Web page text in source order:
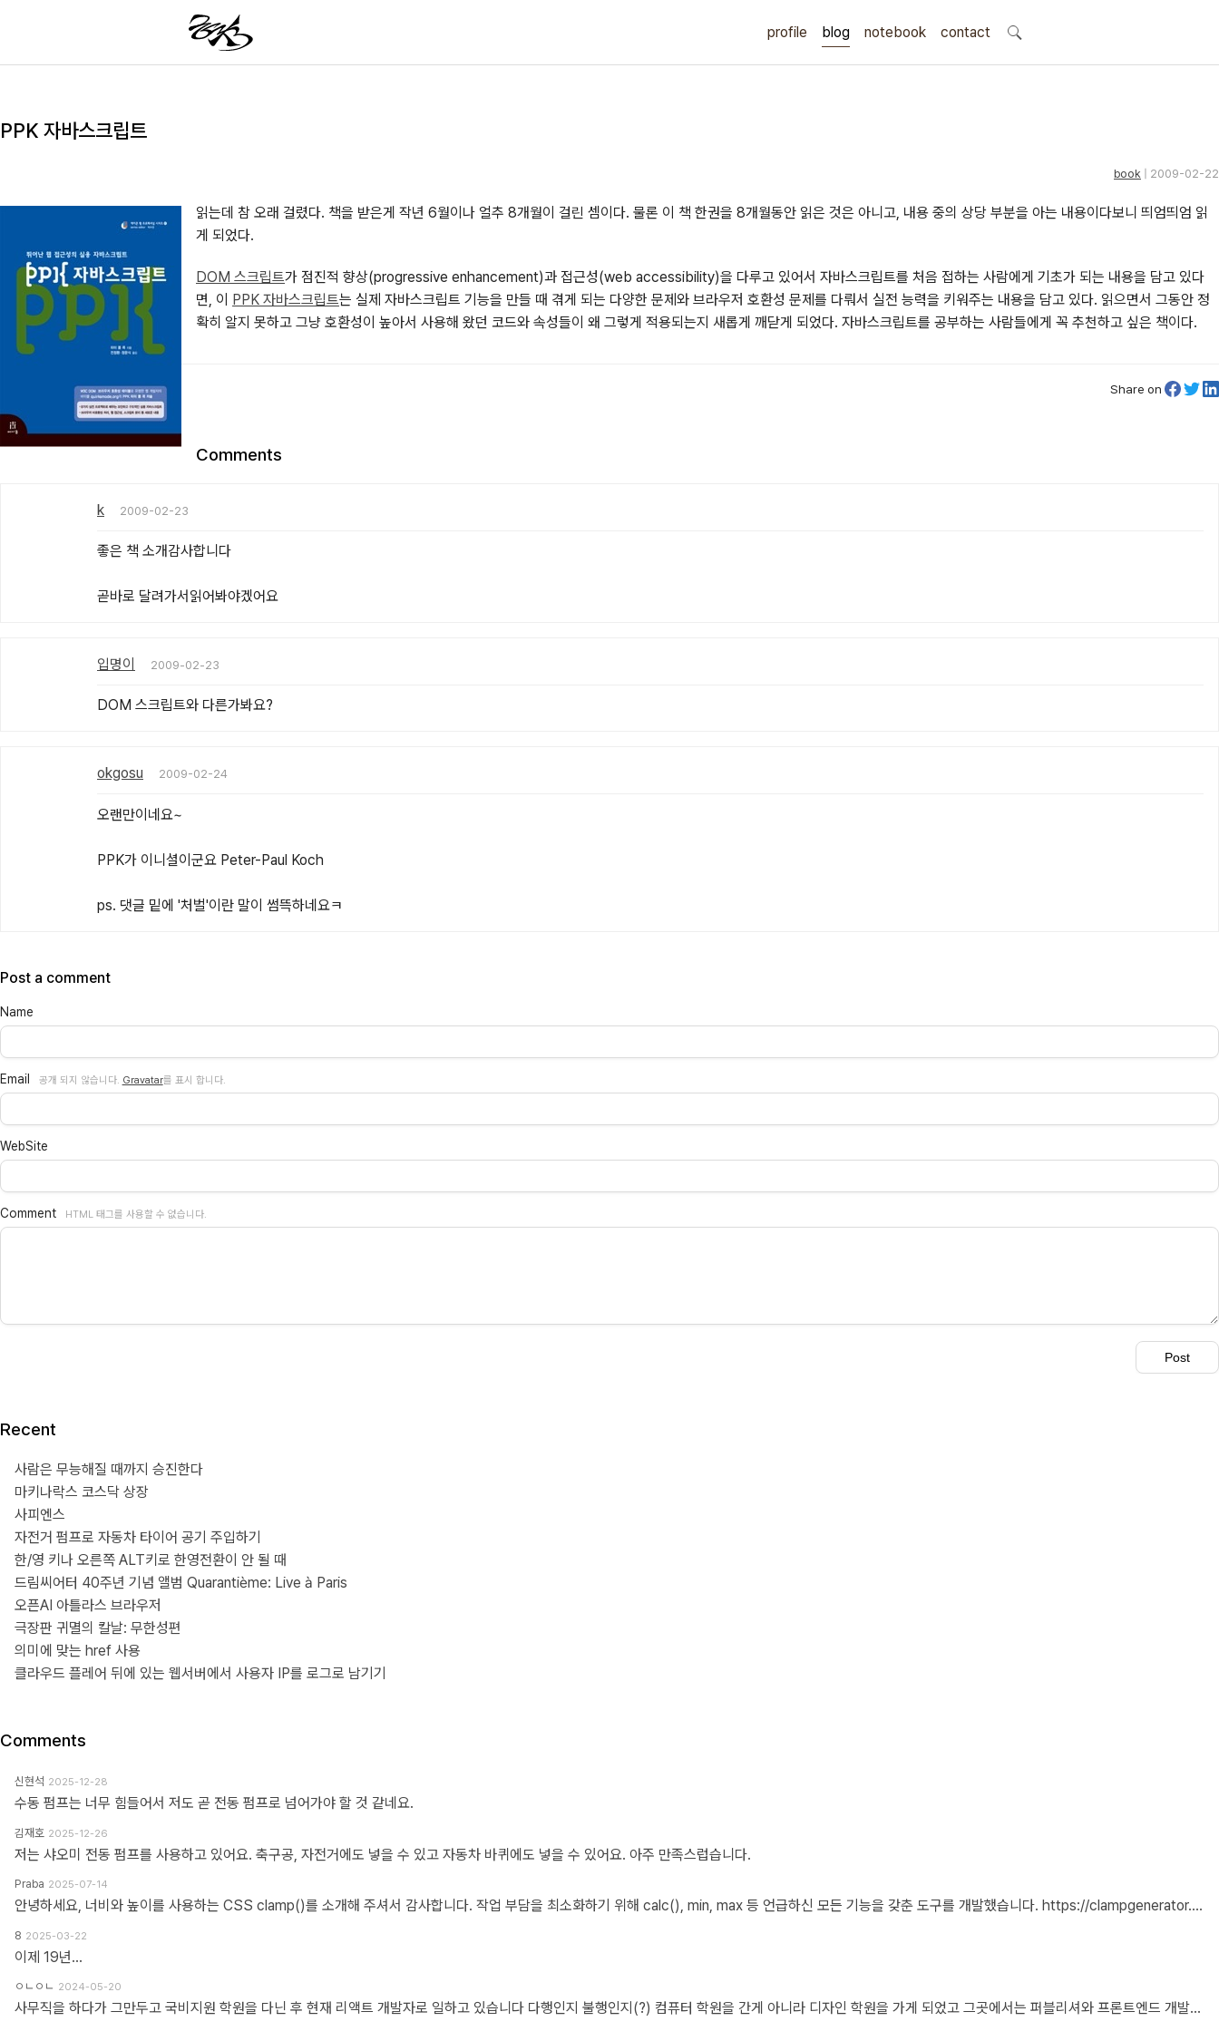
profile blog notebook contact
search
PPK 자바스크립트
book | 2009-02-22
읽는데 참 오래 걸렸다. 책을 받은게 작년 6월이나 얼추 8개월이 걸린 셈이다. 물론 이 책 한권을 8개월동안 읽은 것은 아니고, 내용 중의 상당 부분을 아는 내용이다보니 띄엄띄엄 읽
게 되었다.
DOM 스크립트가 점진적 향상(progressive enhancement)과 접근성(web accessibility)을 다루고 있어서 자바스크립트를 처음 접하는 사람에게 기초가 되는 내용을 담고 있다
면, 이
PPK 자바스크립트는 실제 자바스크립트 기능을 만들 때 겪게 되는 다양한 문제와 브라우저 호환성 문제를 다뤄서 실전 능력을 키워주는 내용을 담고 있다. 읽으면서 그동안 정
확히 알지 못하고 그냥 호환성이 높아서 사용해 왔던 코드와 속성들이 왜 그렇게 적용되는지 새롭게 깨닫게 되었다. 자바스크립트를 공부하는 사람들에게 꼭 추천하고 싶은 책이다.
Share on
Comments
k 2009-02-23
좋은 책 소개감사합니다
곧바로 달려가서읽어봐야겠어요
입명이 2009-02-23
DOM 스크립트와 다른가봐요?
okgosu 2009-02-24
오랜만이네요~
PPK가 이니셜이군요 Peter-Paul Koch
ps. 댓글 밑에 '처벌'이란 말이 썸뜩하네요ㅋ
Post a comment
Name
Email 공개 되지 않습니다. Gravatar를 표시 합니다.
WebSite
Comment HTML 태그를 사용할 수 없습니다.
Recent
사람은 무능해질 때까지 승진한다
마키나락스 코스닥 상장
사피엔스
자전거 펌프로 자동차 타이어 공기 주입하기
한/영 키나 오른쪽 ALT키로 한영전환이 안 될 때
드림씨어터 40주년 기념 앨범 Quarantième: Live à Paris
오픈AI 아틀라스 브라우저
극장판 귀멸의 칼날: 무한성편
의미에 맞는 href 사용
클라우드 플레어 뒤에 있는 웹서버에서 사용자 IP를 로그로 남기기
Comments
신현석 2025-12-28
수동 펌프는 너무 힘들어서 저도 곧 전동 펌프로 넘어가야 할 것 같네요.
김재호 2025-12-26
저는 샤오미 전동 펌프를 사용하고 있어요. 축구공, 자전거에도 넣을 수 있고 자동차 바퀴에도 넣을 수 있어요. 아주 만족스럽습니다.
Praba 2025-07-14
안녕하세요, 너비와 높이를 사용하는 CSS clamp()를 소개해 주셔서 감사합니다. 작업 부담을 최소화하기 위해 calc(), min, max 등 언급하신 모든 기능을 갖춘 도구를 개발했습니다. https://clampgenerator.com/tools/layout-spacing-size/?property=width 에서 확인해 보세요. 즐거운 코딩 되세요.
8 2025-03-22
이제 19년...
ㅇㄴㅇㄴ 2024-05-20
사무직을 하다가 그만두고 국비지원 학원을 다닌 후 현재 리액트 개발자로 일하고 있습니다 다행인지 불행인지(?) 컴퓨터 학원을 간게 아니라 디자인 학원을 가게 되었고 그곳에서는 퍼블리셔와 프론트엔드 개발자의 용어를 혼동해서 사용하였습니다 즉 저는 한동한 "HTML 마크업 + 스타일링 + 약간의 이벤트" 오로지 "사용자가 보고 있는 부분"만 다루는 작업이 "프론트엔드 개발"로 알고 있었습니다 ============> 우리가 흔히 퍼블리셔라고 불리는 영역입니다 하지만 학습할수록 사용자 영역과 소위 백엔드라고 불리는 영역과의 호환이 필요하다는 것을 알게 되었고 그때부터 지금까지 배웠던것과 전혀 다른 역할과 기능들을 학습하게 되었습니다 즉 자바스크립트도 event와 document 부분이 아닌 배열과 객체를 편집하는 것을 배워야 하고 API를 호출해 어떻게 사용자 영역으로 가져와야 하는가 등등 기존 퍼블리셔 역할군과 전혀 다른 것들을 다루게 되었습니다 ============> 이것이 프론트엔드 영역입니다 제가 두 가지 길을 모두 걸어본 바 프론트엔드 개발은 퍼블리셔의 완벽한 상위 호환이고 추구하는 목적도, 기술도 완전히 다릅니다 처음부터 다른 길을 가야하고 생각의 구조도 다르게 가야합니다 그런 의미에서 처음에 퍼블리셔라는 말이 처음에는 편가르기 하는것처럼 싫었지만 지금은 명확하게 길을 제시한다는 관점에서 좋다는 생각을 해봅니다